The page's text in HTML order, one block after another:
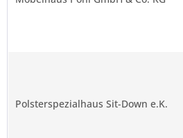
Polsterspezialhaus Sit-Down e.K.